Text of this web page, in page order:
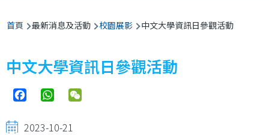
導
航
連
結
首頁 最新消息及活動 校園展影 中文大學資訊日參觀活動
中文大學資訊日參觀活動
FacebookWhatsApp
2023-10-21